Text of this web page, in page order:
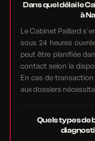
Dans quel délai le
à
Le Cabinet Paillard
sous 24 heures
peut être planifiée
contact selon la
En cas de
aux dossiers
Quels types de